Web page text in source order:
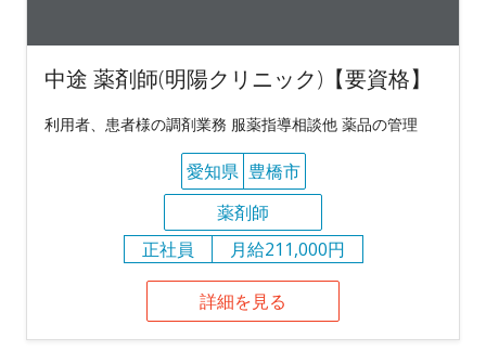
中途 薬剤師(明陽クリニック)【要資格】
利用者、患者様の調剤業務 服薬指導相談他 薬品の管理
愛知県 豊橋市
薬剤師
正社員
月給211,000円
詳細を見る